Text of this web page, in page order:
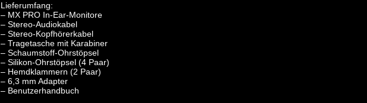
Lieferumfang:
– MX PRO In-Ear-Monitore
– Stereo-Audiokabel
– Stereo-Kopfhörerkabel
– Tragetasche mit Karabiner
– Schaumstoff-Ohrstöpsel
– Silikon-Ohrstöpsel (4 Paar)
– Hemdklammern (2 Paar)
– 6,3 mm Adapter
– Benutzerhandbuch